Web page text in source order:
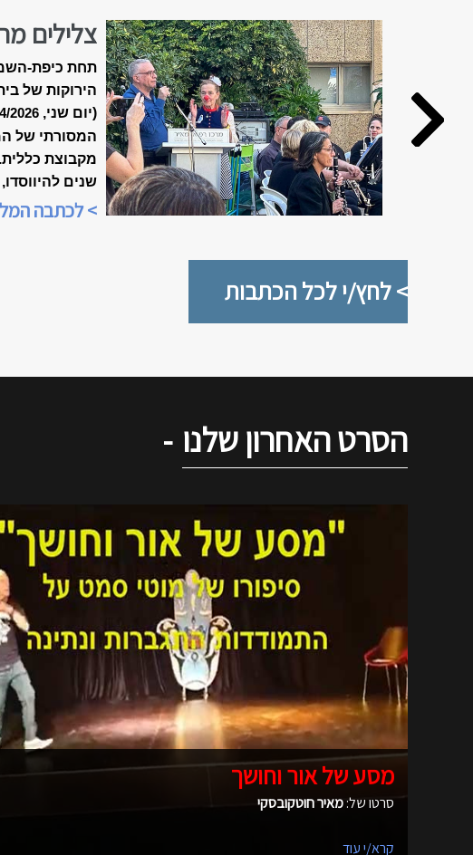
צלילים
האביב ה-18 של ״מאיר״
תחת כיפת-
הירוקות של
(יום שני, 2026
המסורתי של
שנים
מיוחדת,
> לכתבה
> לחץ/י לכל הכתבות
הסרט האחרון שלנו -
מסע של אור וחושך
סרטו של:מאיר חוטקובסקי
קרא/י עוד